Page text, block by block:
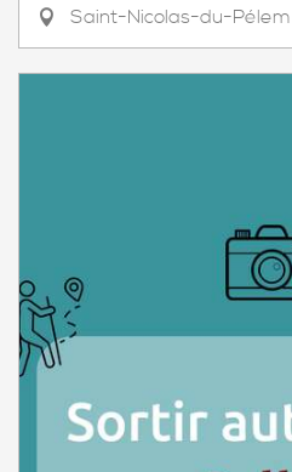
Saint-Nicolas-du-Pélem